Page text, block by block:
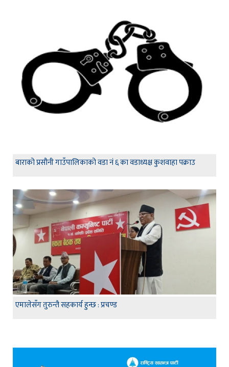
बाराको प्रसौनी गाउँपालिकाको वडा नं ६ का वडाध्यक्ष कुशवाहा पक्राउ
एमालेसँग तुरुन्तै सहकार्य हुन्छ : प्रचण्ड